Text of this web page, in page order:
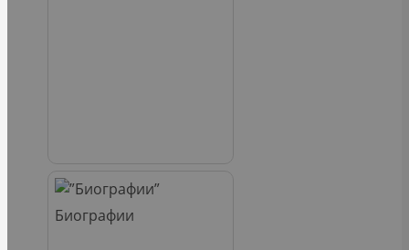
Биографии